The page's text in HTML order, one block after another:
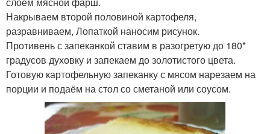
Накрываем второй половиной картофеля,
разравниваем, Лопаткой наносим рисунок.
Противень с запеканкой ставим в разогретую до 180*
градусов духовку и запекаем до золотистого цвета.
Готовую картофельную запеканку с мясом нарезаем на
порции и подаём на стол со сметаной или соусом.